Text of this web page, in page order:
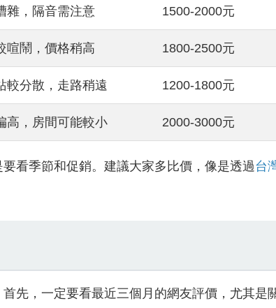
雜，隔音需注意 1500-2000元
喧鬧，價格稍高 1800-2500元
較分散，走路稍遠 1200-1800元
高，房間可能較小 2000-3000元
看季節和促銷。建議大家多比價，像是透過台
先，一定要看最近三個月的網友評價，尤其是